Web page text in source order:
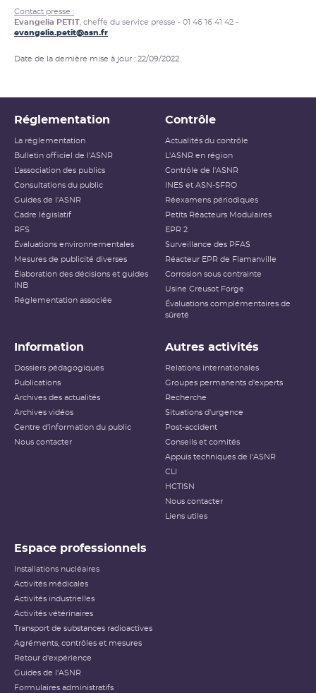
des installations nucléaires et le débat qui s’est
installé sur les choix de politique énergétique et la
Contact presse :
Evangelia PETIT , cheffe du service presse - 01 46 16 41 42 -
evangelia.petit@asn.fr
Date de la dernière mise à jour : 22/09/2022
Réglementation
La réglementation
Bulletin officiel de l'ASNR
L’association des publics
Consultations du public
Guides de l'ASNR
Cadre législatif
RFS
Évaluations environnementales
Mesures de publicité diverses
Élaboration des décisions et guides
INB
Réglementation associée
Contrôle
Actualités du contrôle
L'ASNR en région
Contrôle de l'ASNR
INES et ASN-SFRO
Réexamens périodiques
Petits Réacteurs Modulaires
EPR 2
Surveillance des PFAS
Réacteur EPR de Flamanville
Corrosion sous contrainte
Usine Creusot Forge
Évaluations complémentaires de
sûreté
Information
Dossiers pédagogiques
Publications
Archives des actualités
Archives vidéos
Centre d'information du public
Nous contacter
Autres activités
Relations internationales
Groupes permanents d'experts
Recherche
Situations d'urgence
Post-accident
Conseils et comités
Appuis techniques de l'ASNR
CLI
HCTISN
Nous contacter
Liens utiles
Espace professionnels
Installations nucléaires
Activités médicales
Activités industrielles
Activités vétérinaires
Transport de substances radioactives
Agréments, contrôles et mesures
Retour d'expérience
Guides de l'ASNR
Formulaires administratifs